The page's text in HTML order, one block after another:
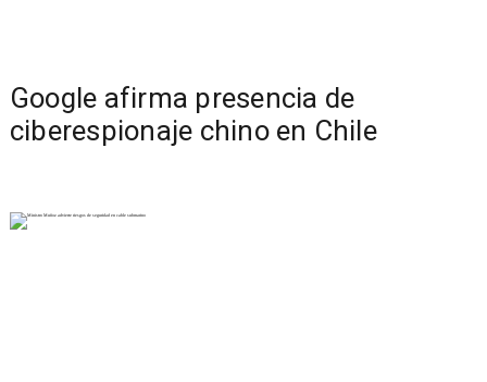
Google afirma presencia de
ciberespionaje chino en Chile